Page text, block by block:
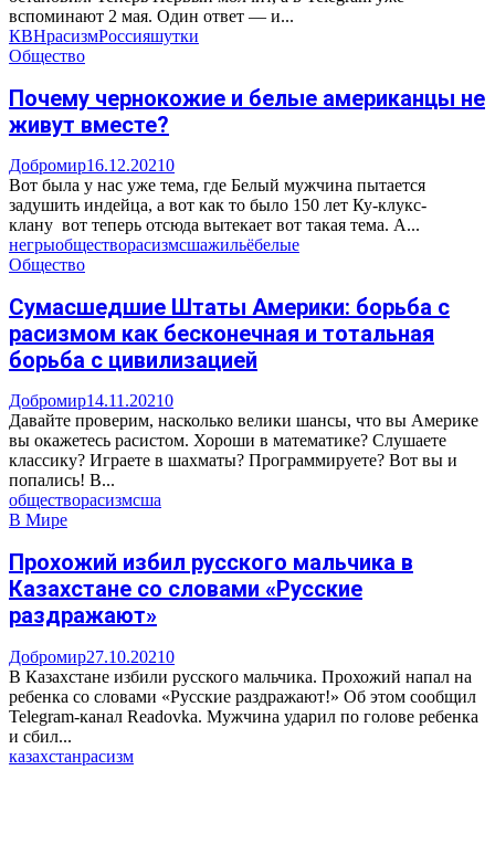
вспоминают 2 мая. Один ответ — и...
КВНрасизмРоссияшутки
Общество
Почему чернокожие и белые американцы не
живут вместе?
Добромир16.12.20210
Вот была у нас уже тема, где Белый мужчина пытается
задушить индейца, а вот как то было 150 лет Ку-клукс-
клану вот теперь отсюда вытекает вот такая тема. А...
негрыобществорасизмсшажильёбелые
Общество
Сумасшедшие Штаты Америки: борьба с
расизмом как бесконечная и тотальная
борьба с цивилизацией
Добромир14.11.20210
Давайте проверим, насколько велики шансы, что вы Америке
вы окажетесь расистом. Хороши в математике? Слушаете
классику? Играете в шахматы? Программируете? Вот вы и
попались! В...
обществорасизмсша
В Мире
Прохожий избил русского мальчика в
Казахстане со словами «Русские
раздражают»
Добромир27.10.20210
В Казахстане избили русского мальчика. Прохожий напал на
ребенка со словами «Русские раздражают!» Об этом сообщил
Telegram-канал Readovka. Мужчина ударил по голове ребенка
и сбил...
казахстанрасизм